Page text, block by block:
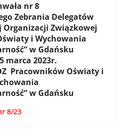
nr 8
Zebrania Delegatów
Organizacji Związkowej
i Wychowania
w Gdańsku
marca 2023r.
Pracowników Oświaty i
w Gdańsku
8/23